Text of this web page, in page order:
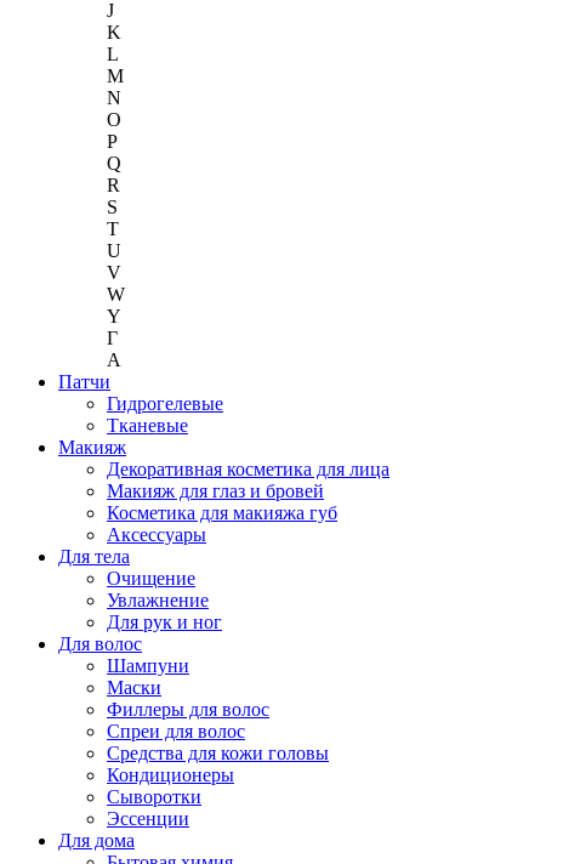
J
K
L
M
N
O
P
Q
R
S
T
U
V
W
Y
Г
A
Патчи
Гидрогелевые
Тканевые
Макияж
Декоративная косметика для лица
Макияж для глаз и бровей
Косметика для макияжа губ
Аксессуары
Для тела
Очищение
Увлажнение
Для рук и ног
Для волос
Шампуни
Маски
Филлеры для волос
Спреи для волос
Средства для кожи головы
Кондиционеры
Сыворотки
Эссенции
Для дома